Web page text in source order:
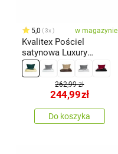
5,0 3x w magazynie
Kvalitex Pościel
satynowa Luxury
Collection, 140 x 200
cm, 70 x 90 cm
262,99 zł
244,99zł
Do koszyka